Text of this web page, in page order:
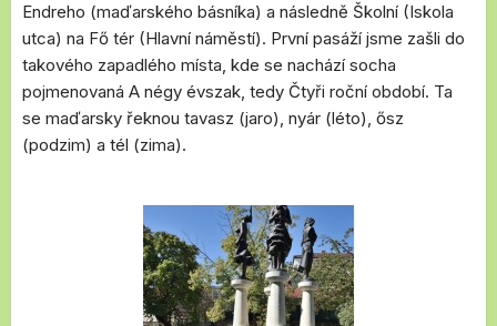
Endreho (maďarského básníka) a následně Školní (Iskola
utca) na Fő tér (Hlavní náměstí). První pasáží jsme zašli do
takového zapadlého místa, kde se nachází socha
pojmenovaná A négy évszak, tedy Čtyři roční období. Ta
se maďarsky řeknou tavasz (jaro), nyár (léto), ősz
(podzim) a tél (zima).